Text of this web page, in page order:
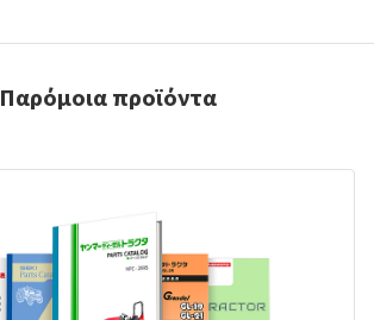
Παρόμοια προϊόντα